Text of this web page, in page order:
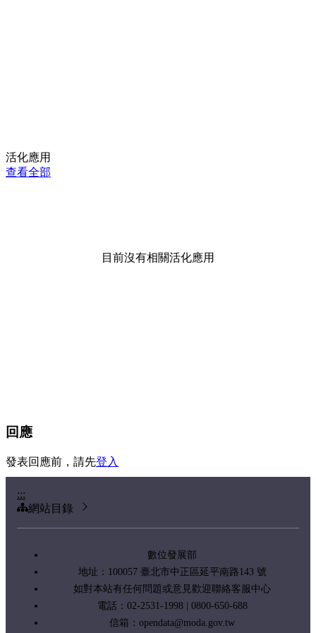
活化應用
查看全部
目前沒有相關活化應用
回應
發表回應前，請先登入
:::
網站目錄
數位發展部
地址：100057 臺北市中正區延平南路143 號
如對本站有任何問題或意見歡迎聯絡客服中心
電話：02-2531-1998 | 0800-650-688
信箱： opendata@moda.gov.tw